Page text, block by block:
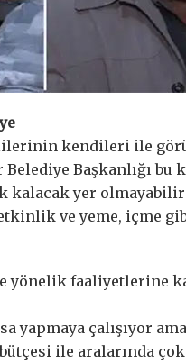
kendileri ile
Başkanlığı bu
kalacak yer olmayabilir
ve yeme, içme
faaliyetlerine
yapmaya çalışıyor
ile aralarında